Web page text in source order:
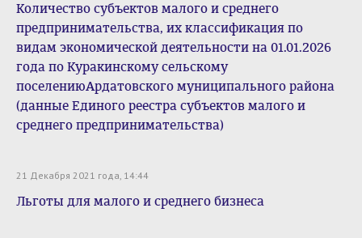
Количество субъектов малого и среднего
предпринимательства, их классификация по
видам экономической деятельности на 01.01.2026
года по Куракинскому сельскому
поселениюАрдатовского муниципального района
(данные Единого реестра субъектов малого и
среднего предпринимательства)
21 Декабря 2021 года, 14:44
Льготы для малого и среднего бизнеса